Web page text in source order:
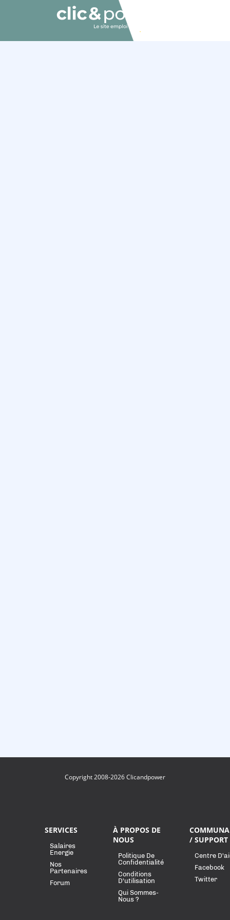
Copyright 2008-2026 Clicandpower
SERVICES
Salaires
Energie
Nos
Partenaires
Forum
À PROPOS DE
NOUS
Politique De
Confidentialité
Conditions
D'utilisation
Qui Sommes-
Nous ?
/ SUPPORT
Centre
Facebook
Twitter